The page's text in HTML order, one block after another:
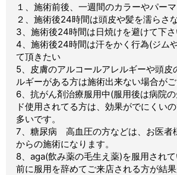
１、施術前後、一週間のカラーやパーマ
２、施術後24時間は頭皮や髪を濡らさ
3、施術後24時間は日焼けを避けて下
4、施術後24時間は汗をかく行為(ジム
て頂きたい
5、皮膚のアルコールアレルギーや頭皮
ルギーがある方は施術出来ない場合が
6、抗がん剤治療服用中(服用後は病院
ド使用されてる方は、効果がでにくい
多いです。
7、糖尿病 高血圧の方などは、お医者
からの施術になります。
8、aga(飲み薬の毛生え薬)を服用され
前に服用を辞めてご来店される方が結果